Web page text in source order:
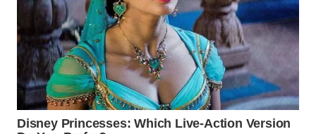
WN
SAMOSIR
WN
PADANG
LAWAS